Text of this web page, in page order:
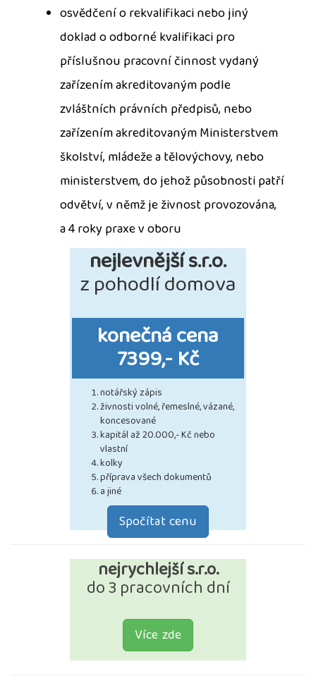
osvědčení o rekvalifikaci nebo jiný
doklad o odborné kvalifikaci pro
příslušnou pracovní činnost vydaný
zařízením akreditovaným podle
zvláštních právních předpisů, nebo
zařízením akreditovaným Ministerstvem
školství, mládeže a tělovýchovy, nebo
ministerstvem, do jehož působnosti patří
odvětví, v němž je živnost provozována,
a 4 roky praxe v oboru
nejlevnější s.r.o.
z pohodlí domova
konečná cena
7399,- Kč
notářský zápis
živnosti volné, řemeslné, vázané,
koncesované
kapitál až 20.000,- Kč nebo
vlastní
kolky
příprava všech dokumentů
a jiné
Spočítat cenu
nejrychlejší s.r.o.
do 3 pracovních dní
Více zde